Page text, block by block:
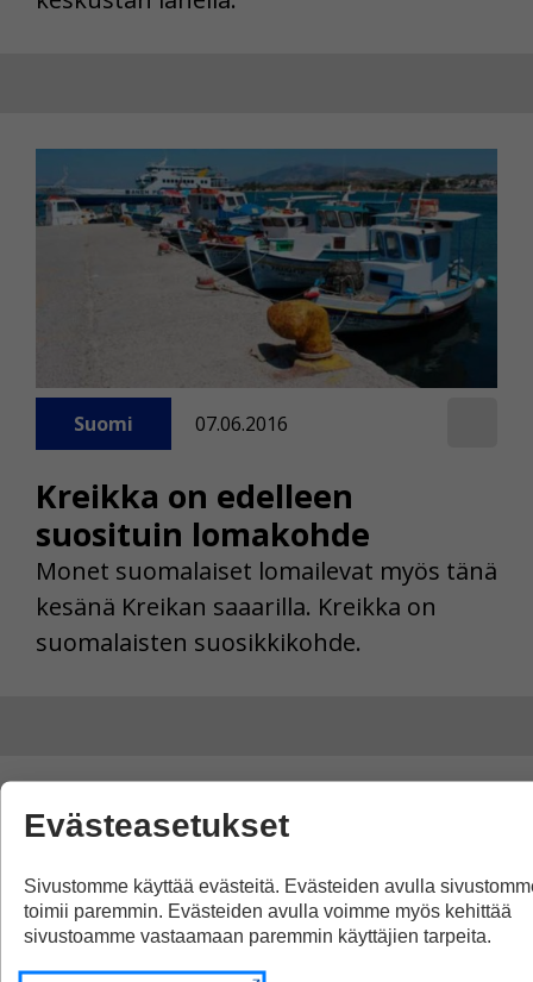
Kreikka on edelleen
suosituin lomakohde
Suomi 07.06.2016
Monet suomalaiset lomailevat myös tänä
kesänä Kreikan saaarilla. Kreikka on
suomalaisten suosikkikohde.
Evästeasetukset
Sivustomme käyttää evästeitä. Evästeiden avulla
toimii paremmin. Evästeiden avulla voimme myös kehittää
sivustoamme vastaamaan paremmin käyttäjien tarpeita.